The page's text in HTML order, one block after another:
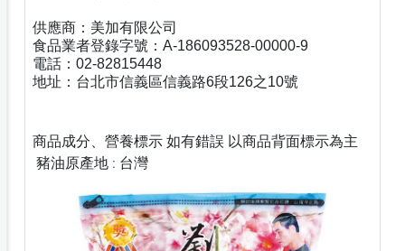
供應商：美加有限公司
食品業者登錄字號：A-186093528-00000-9
電話：02-82815448
地址：台北市信義區信義路6段126之10號
商品成分、營養標示 如有錯誤 以商品背面標示為主
豬油原產地 : 台灣